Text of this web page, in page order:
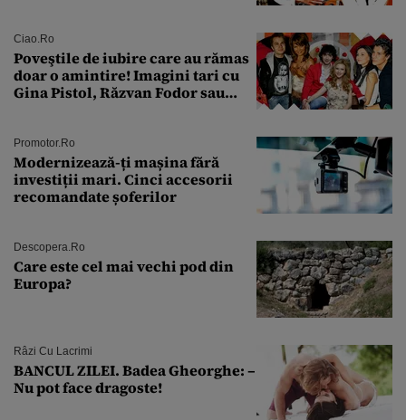
Ciao.ro
Poveştile de iubire care au rămas
doar o amintire! Imagini tari cu
Gina Pistol, Răzvan Fodor sau
Promotor.ro
Modernizează-ți mașina fără
investiții mari. Cinci accesorii
recomandate șoferilor
Descopera.ro
Care este cel mai vechi pod din
Europa?
Râzi Cu Lacrimi
BANCUL ZILEI. Badea Gheorghe: –
Nu pot face dragoste!